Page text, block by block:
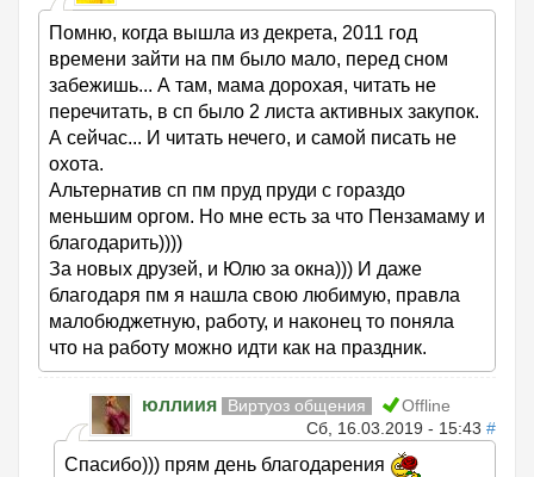
Помню, когда вышла из декрета, 2011 год
времени зайти на пм было мало, перед сном
забежишь... А там, мама дорохая, читать не
перечитать, в сп было 2 листа активных закупок.
А сейчас... И читать нечего, и самой писать не
охота.
Альтернатив сп пм пруд пруди с гораздо
меньшим оргом. Но мне есть за что Пензамаму и
благодарить))))
За новых друзей, и Юлю за окна))) И даже
благодаря пм я нашла свою любимую, правла
малобюджетную, работу, и наконец то поняла
что на работу можно идти как на праздник.
юллиия Виртуоз общения
Offline
Сб, 16.03.2019 - 15:43 #
Спасибо))) прям день благодарения